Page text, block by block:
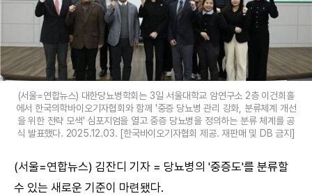
(서울=연합뉴스) 대한당뇨병학회는 3일 서울대학교 암연구소 2층 이건희홀
에서 한국의학바이오기자협회와 함께 '중증 당뇨병 관리 강화, 분류체계 개선
을 위한 전략 모색' 심포지엄을 열고 중증 당뇨병을 정의하는 분류 체계를 공
식 발표했다. 2025.12.03. [한국바이오기자협회 제공. 재판매 및 DB 금지]
(서울=연합뉴스) 김잔디 기자 = 당뇨병의 '중증도'를 분류할
수 있는 새로운 기준이 마련됐다.